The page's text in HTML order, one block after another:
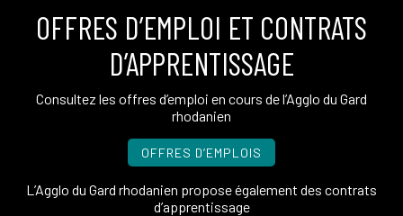
OFFRES D’EMPLOI ET CONTRATS
D’APPRENTISSAGE
Consultez les offres d’emploi en cours de l’Agglo du Gard
rhodanien
OFFRES D’EMPLOIS
L’Agglo du Gard rhodanien propose également des contrats
d’apprentissage